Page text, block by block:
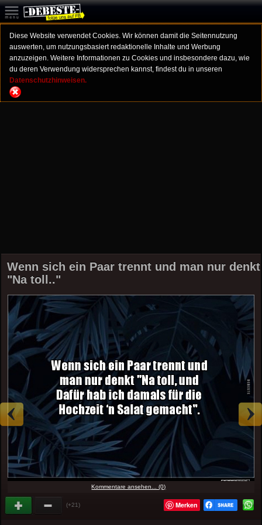
Diese Website verwendet Cookies. Wir können damit die Seitennutzung
auswerten, um nutzungsbasiert redaktionelle Inhalte und Werbung
anzuzeigen. Weitere Informationen zu Cookies und insbesondere dazu, wie
du deren Verwendung widersprechen kannst, findest du in unseren
Datenschutzhinweisen.
Wenn sich ein Paar trennt und man nur denkt
"Na toll.."
Kommentare ansehen... (0)
(+21) Merken